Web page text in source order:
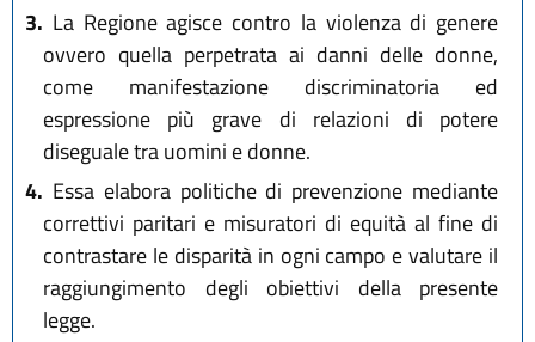
3. La Regione agisce contro la violenza di genere
ovvero quella perpetrata ai danni delle donne,
come manifestazione discriminatoria ed
espressione più grave di relazioni di potere
diseguale tra uomini e donne.
4. Essa elabora politiche di prevenzione mediante
correttivi paritari e misuratori di equità al fine di
contrastare le disparità in ogni campo e valutare il
raggiungimento degli obiettivi della presente
legge.